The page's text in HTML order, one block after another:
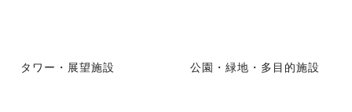
タワー・展望施設 公園・緑地・多目的施設